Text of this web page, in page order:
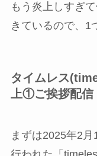
もう炎上しすぎ
きているので、1
タイムレス
上①ご挨拶配信
まずは2025年2